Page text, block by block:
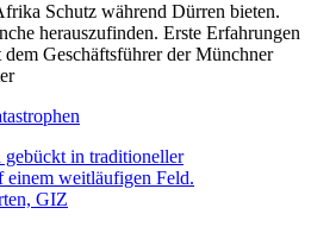
Schutz während Dürren bieten.
herauszufinden. Erste Erfahrungen
Geschäftsführer der Münchner
GIZ